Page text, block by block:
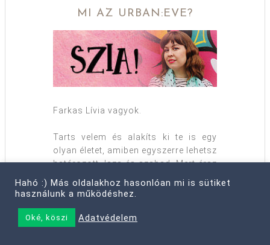
MI AZ URBAN:EVE?
Farkas Lívia vagyok.
Tarts velem és alakíts ki te is egy
olyan életet, amiben egyszerre lehetsz
határozott, laza és szabad. Mert érsz
osztom meg azokat a praktikus
módszereket, amikkel mások
Hahó :) Más oldalakhoz hasonlóan mi is sütiket
használunk a működéshez.
Oké, köszi Adatvédelem